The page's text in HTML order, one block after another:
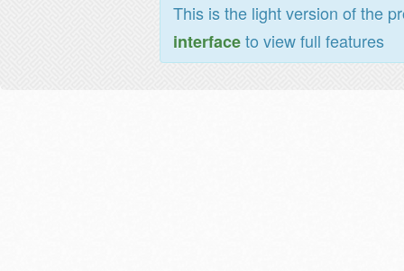
This is the light version of the
interfaceto view full features